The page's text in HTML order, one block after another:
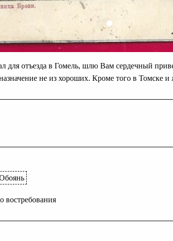
для отъезда в Гомель, шлю Вам сердечный
не из хороших. Кроме того в Томске
востребования